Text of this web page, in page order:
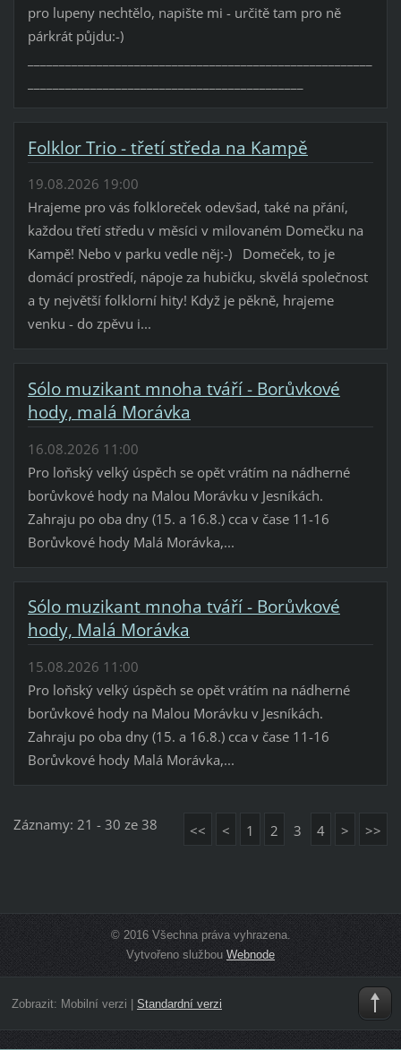
pro lupeny nechtělo, napište mi - určitě tam pro ně
párkrát půjdu:-)
Folklor Trio - třetí středa na Kampě
19.08.2026 19:00
Hrajeme pro vás folkloreček odevšad, také na přání,
každou třetí středu v měsíci v milovaném Domečku na
Kampě! Nebo v parku vedle něj:-) Domeček, to je
domácí prostředí, nápoje za hubičku, skvělá společnost
a ty největší folklorní hity! Když je pěkně, hrajeme
venku - do zpěvu i...
Sólo muzikant mnoha tváří - Borůvkové
hody, malá Morávka
16.08.2026 11:00
Pro loňský velký úspěch se opět vrátím na nádherné
borůvkové hody na Malou Morávku v Jesníkách.
Zahraju po oba dny (15. a 16.8.) cca v čase 11-16
Borůvkové hody Malá Morávka,...
Sólo muzikant mnoha tváří - Borůvkové
hody, Malá Morávka
15.08.2026 11:00
Pro loňský velký úspěch se opět vrátím na nádherné
borůvkové hody na Malou Morávku v Jesníkách.
Zahraju po oba dny (15. a 16.8.) cca v čase 11-16
Borůvkové hody Malá Morávka,...
Záznamy: 21 - 30 ze 38 << < 1 2 3 4 > >>
© 2016 Všechna práva vyhrazena.
Vytvořeno službou Webnode
Zobrazit: Mobilní verzi Standardní verzi